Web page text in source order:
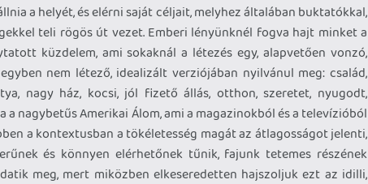
a helyét, és elérni saját céljait, melyhez általában buktatókkal,
teli rögös út vezet. Emberi lényünknél fogva hajt minket a
küzdelem, ami sokaknál a létezés egy, alapvetően vonzó,
nem létező, idealizált verziójában nyilvánul meg: család,
nagy ház, kocsi, jól fizető állás, otthon, szeretet, nyugodt,
a nagybetűs Amerikai Álom, ami a magazinokból és a televízióból
a kontextusban a tökéletesség magát az átlagosságot jelenti,
és könnyen elérhetőnek tűnik, fajunk tetemes részének
meg, mert miközben elkeseredetten hajszoljuk ezt az idilli,